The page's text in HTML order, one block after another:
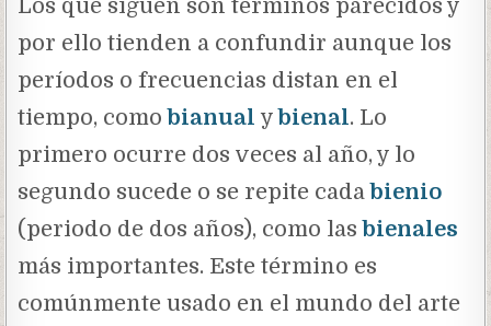
Los que siguen son términos parecidos y
por ello tienden a confundir aunque los
períodos o frecuencias distan en el
tiempo, comobianual ybienal. Lo
primero ocurre dos veces al año, y lo
segundo sucede o se repite cadabienio
(periodo de dos años), como lasbienales
más importantes. Este término es
comúnmente usado en el mundo del arte